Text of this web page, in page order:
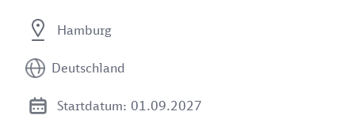
Hamburg
Deutschland
Startdatum: 01.09.2027